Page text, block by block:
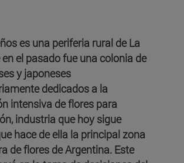
es una periferia rural de La
el pasado fue una colonia de
y japoneses
dedicados a la
intensiva de flores para
industria que hoy sigue
hace de ella la principal zona
de flores de Argentina. Este